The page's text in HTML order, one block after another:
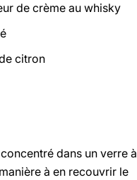
de crème au whisky
citron
dans un verre à
à en recouvrir le